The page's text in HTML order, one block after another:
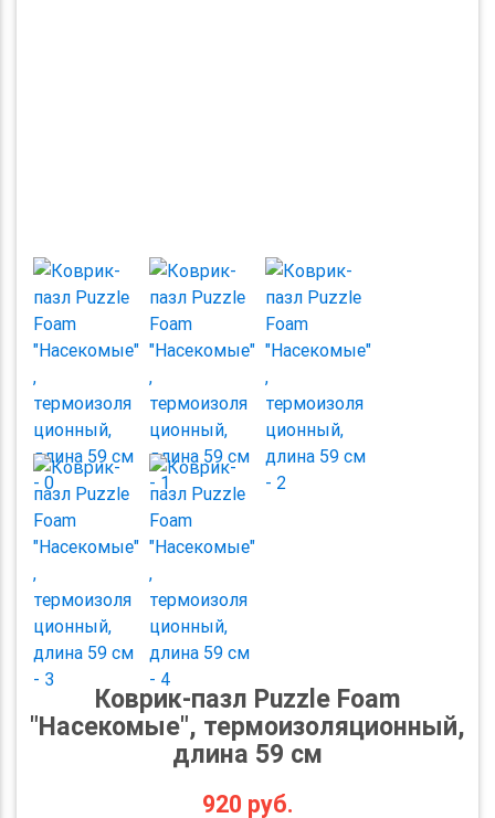
Коврик-пазл Puzzle Foam
"Насекомые", термоизоляционный,
длина 59 см
920 руб.